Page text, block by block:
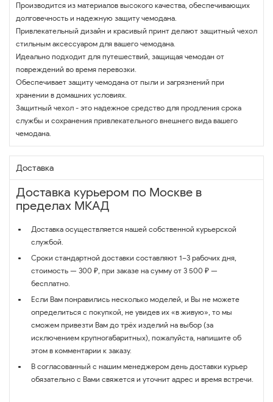
Производится из материалов высокого качества, обеспечивающих
долговечность и надежную защиту чемодана.
Привлекательный дизайн и красивый принт делают защитный чехол
стильным аксессуаром для вашего чемодана.
Идеально подходит для путешествий, защищая чемодан от
повреждений во время перевозки.
Обеспечивает защиту чемодана от пыли и загрязнений при
хранении в домашних условиях.
Защитный чехол - это надежное средство для продления срока
службы и сохранения привлекательного внешнего вида вашего
чемодана.
Доставка
Доставка курьером по Москве в
пределах МКАД
Доставка осуществляется нашей собственной курьерской
службой.
Сроки стандартной доставки составляют 1–3 рабочих дня,
стоимость — 300 ₽, при заказе на сумму от 3 500 ₽ —
бесплатно.
Если Вам понравились несколько моделей, и Вы не можете
определиться с покупкой, не увидев их «в живую», то мы
сможем привезти Вам до трёх изделий на выбор (за
исключением крупногабаритных), пожалуйста, напишите об
этом в комментарии к заказу.
В согласованный с нашим менеджером день доставки курьер
обязательно с Вами свяжется и уточнит адрес и время встречи.